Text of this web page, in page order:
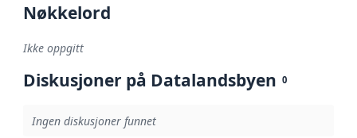
Nøkkelord
Ikke oppgitt
Diskusjoner på Datalandsbyen 0
Ingen diskusjoner funnet